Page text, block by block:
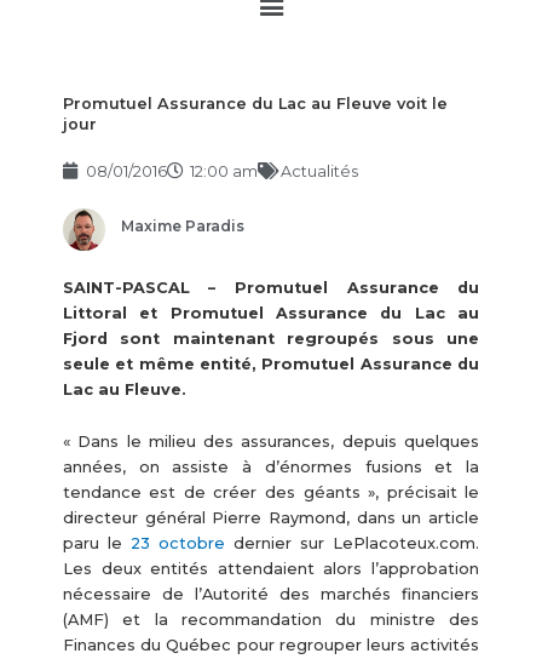
Promutuel Assurance du Lac au Fleuve voit le
jour
08/01/2016 12:00 am Actualités
Maxime Paradis
SAINT-PASCAL – Promutuel Assurance du
Littoral et Promutuel Assurance du Lac au
Fjord sont maintenant regroupés sous une
seule et même entité, Promutuel Assurance du
Lac au Fleuve.
« Dans le milieu des assurances, depuis quelques
années, on assiste à d’énormes fusions et la
tendance est de créer des géants », précisait le
directeur général Pierre Raymond, dans un article
paru le 23 octobre dernier sur LePlacoteux.com.
Les deux entités attendaient alors l’approbation
nécessaire de l’Autorité des marchés financiers
(AMF) et la recommandation du ministre des
Finances du Québec pour regrouper leurs activités